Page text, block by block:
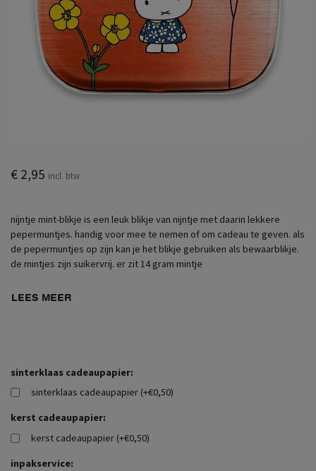
€ 2,95 incl. btw
nijntje mint-blikje is een leuk blikje van nijntje met daarin lekkere
pepermuntjes. handig voor mee te nemen of om cadeau te geven. als
de pepermuntjes op zijn kan je het blikje gebruiken als bewaarblikje.
de mintjes zijn suikervrij. er zit 14 gram mintje
LEES MEER
sinterklaas cadeaupapier:
sinterklaas cadeaupapier (+€0,50)
kerst cadeaupapier:
kerst cadeaupapier (+€0,50)
inpakservice: